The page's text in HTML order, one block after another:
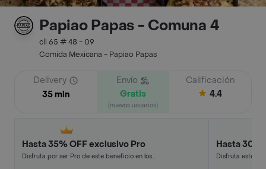
Papiao Papas - Comuna 4
cll 65 # 48 - 09
Comida Mexicana - Papiao Papas
Delivery
35 min
Envío
Gratis
(nuevos usuarios)
Calificación
4.4
Hasta 35% OFF exclusivo Pro
Disfruta por ser Pro de este beneficio en los
Hasta 30%
Disfruta este